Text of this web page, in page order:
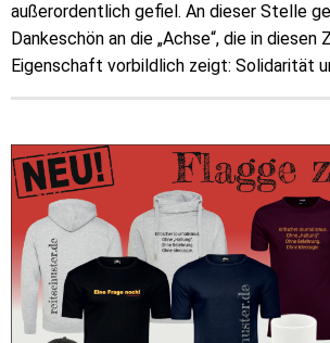
außerordentlich gefiel. An dieser Stelle
Dankeschön an die „Achse“, die in
Eigenschaft vorbildlich zeigt: Solidarität